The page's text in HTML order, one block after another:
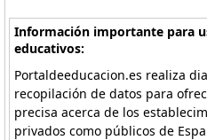
Información importante para
educativos:
Portaldeeducacion.es realiza
recopilación de datos para
precisa acerca de los
privados como públicos de